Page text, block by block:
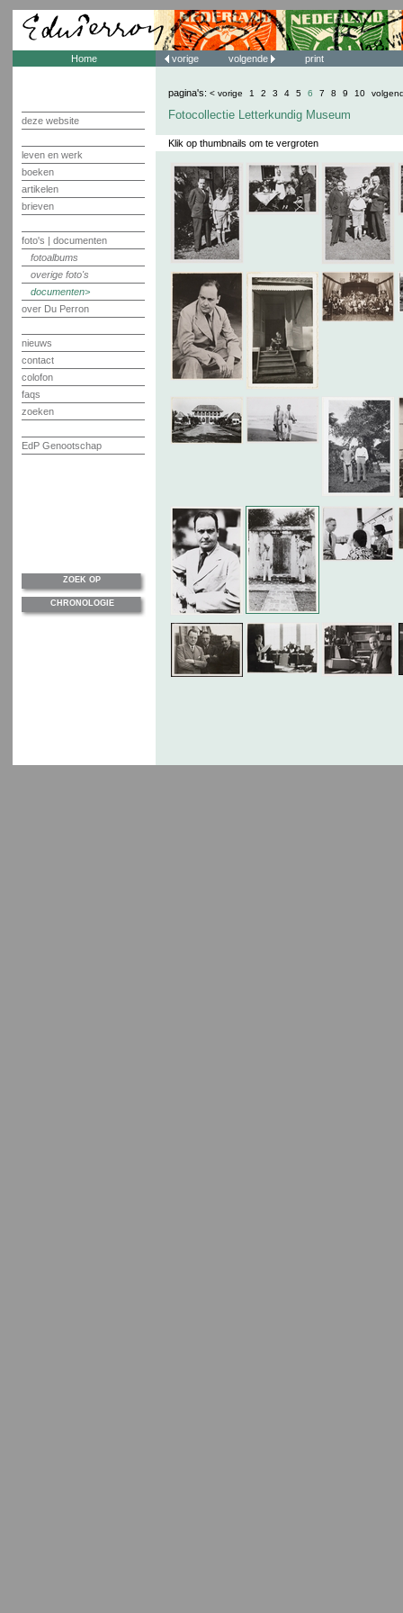
Home
deze website
leven en werk
boeken
artikelen
brieven
foto's | documenten
fotoalbums
overige foto's
documenten
over Du Perron
nieuws
contact
colofon
faqs
zoeken
EdP Genootschap
vorige volgende print
pagina's: < vorige 1 2 3 4 5 6 7 8 9 10
Fotocollectie Letterkundig Museum
Klik op thumbnails om te vergroten
ZOEK OP
CHRONOLOGIE